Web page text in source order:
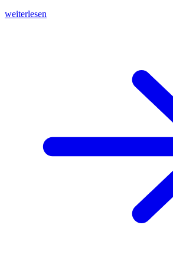
weiterlesen